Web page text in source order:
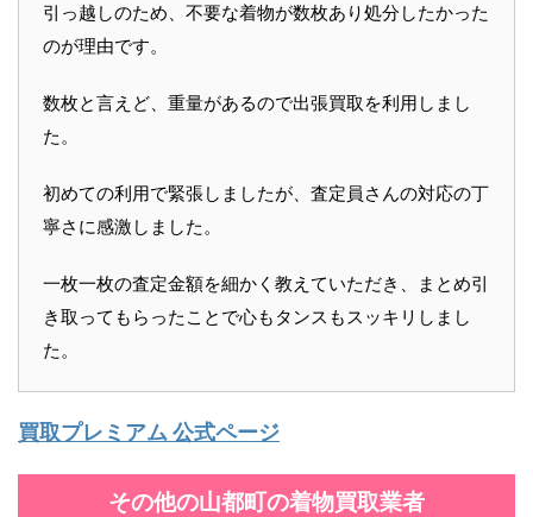
引っ越しのため、不要な着物が数枚あり処分したかった
のが理由です。
数枚と言えど、重量があるので出張買取を利用しまし
た。
初めての利用で緊張しましたが、査定員さんの対応の丁
寧さに感激しました。
一枚一枚の査定金額を細かく教えていただき、まとめ引
き取ってもらったことで心もタンスもスッキリしまし
た。
買取プレミアム 公式ページ
その他の山都町の着物買取業者